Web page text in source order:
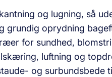
og lugning, så
grundig oprydning
for sundhed,
luftning og
og surbundsbede